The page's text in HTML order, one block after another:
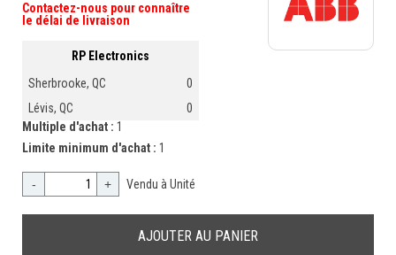
Contactez-nous pour connaître
le délai de livraison
RP Electronics
Sherbrooke, QC
0
Lévis, QC
0
Multiple d'achat : 1
Limite minimum d'achat : 1
- + Vendu à Unité